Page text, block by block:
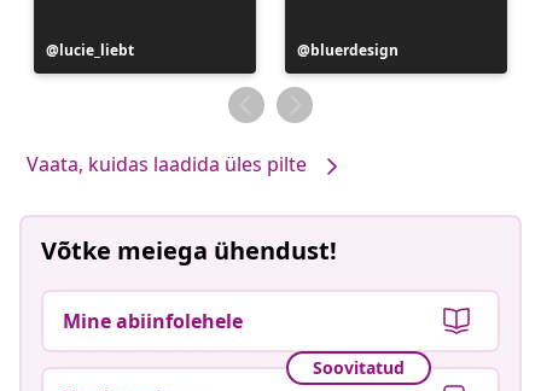
Postitus
avaldatud
lucie_liebt
Postitus
avaldatud
bluerdesign
Vaata, kuidas laadida üles pilte
Võtke meiega ühendust!
Mine abiinfolehele
Soovitatud